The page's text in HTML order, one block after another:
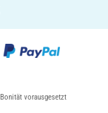
vorausgesetzt